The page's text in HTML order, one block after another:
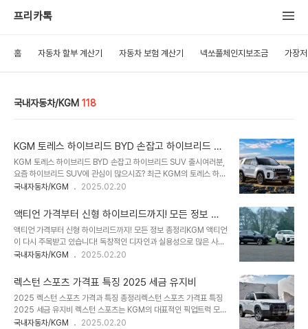
프리카톡
홈 자동차 할부 계산기 자동차 보험 계산기 넥쏘풀체인지보조금 가장
국내자동차/KGM 118
KGM 토레스 하이브리드 BYD 손잡고 하이브리드 SU
V 출시
KGM 토레스 하이브리드 BYD 손잡고 하이브리드 SUV 출시여러분,
요즘 하이브리드 SUV에 관심이 많으시죠? 최근 KGM의 토레스 하이
브리드와 BYD의 하이브리드 모델들을 살펴보았는데요, 오늘은 이 두
지 이야기해 보겠습니다. 1. KGM 토레스 하이브리드의 특징KGM의
토레스 하이브리드는 브랜드 최초의 풀 하이브리드 SUV로, 1.5리터
4 기통 가솔린 터보 엔진과 하이브리드 전용 DHT 변속기가 조합되
어 있습니다. 내연기관 단일 최고출력은 150마력으로 알려져 있으
며, 전기모터와 배터리를 포함한 시스템 합산 출력은 아직 공개되지 않
죠. 출시 근거로는 아래 국내 출시를..
국내자동차/KGM 2025.02.20
액티언 가격부터 신형 하이브리드까지! 모든 정보 총
정리
액티언 가격부터 신형 하이브리드까지! 모든 정보 총정리KGM 액티언
이 다시 주목받고 있습니다! 독창적인 디자인과 실용성으로 많은 사랑
을 받았던 이 모델, 과연 최신형에서는 어떤 변화가 있을까요? 가격,
액티언 가격과 최신 모델 정보 액티언 신형의 주요 제원 액티언 하이브
리드, 출시 가능성은? 액티언과 경쟁 모델 비교 액티언의 장점과 단점
액티언 활용 방법과 차별점 액티언의 주행 성능과 가속력 1. 액티언 가
격과 최신 정보액티언의 가격은 모델별로 차이가 있지만, 중고차 시장
에서는 상대적으로 합리적인 가격대를 형성하고 있습니다. 중고차 가
국내자동차/KGM 2025.02.20
렉스턴 스포츠 가격표 특징 2025 세금 유지비
2025 렉스턴 스포츠 가격과 특징 총정리렉스턴 스포츠 가격표 특징
2025 세금 유지비 렉스턴 스포츠는 KGM의 대표적인 픽업트럭 모델
로, 독특한 디자인과 실용성으로 주목받고 있습니다. 이 글에서는
국내자동차/KGM 2025.02.20